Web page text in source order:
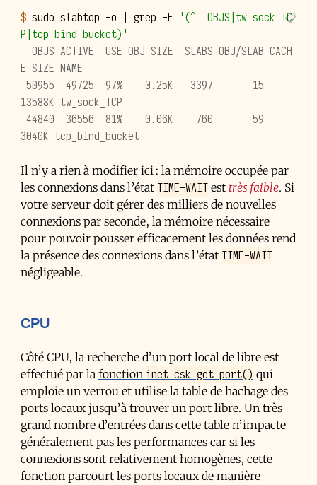
$ sudo slabtop -o | grep -E '(^  OBJS|tw_sock_TC
P|tcp_bind_bucket)'
E SIZE NAME
13588K tw_sock_TCP
3040K tcp_bind_bucket
Il n’y a rien à modifier ici : la mémoire occupée par
les connexions dans l’état TIME-WAITest très faible. Si
votre serveur doit gérer des milliers de nouvelles
connexions par seconde, la mémoire nécessaire
pour pouvoir pousser efficacement les données rend
la présence des connexions dans l’état TIME-WAIT
négligeable.
CPU
Côté CPU, la recherche d’un port local de libre est
effectué par la fonction inet_csk_get_port() qui
emploie un verrou et utilise la table de hachage des
ports locaux jusqu’à trouver un port libre. Un très
grand nombre d’entrées dans cette table n’impacte
généralement pas les performances car si les
connexions sont relativement homogènes, cette
fonction parcourt les ports locaux de manière